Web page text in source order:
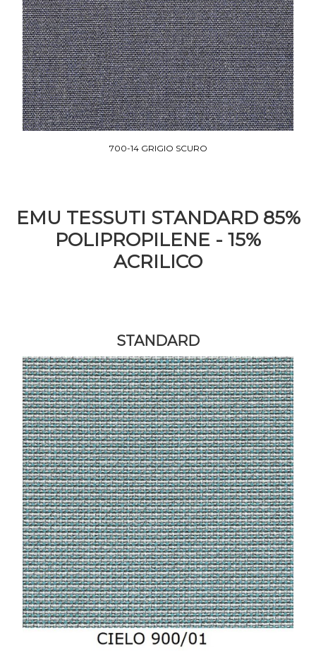
700-14 GRIGIO SCURO
EMU TESSUTI STANDARD 85%
POLIPROPILENE - 15%
ACRILICO
STANDARD